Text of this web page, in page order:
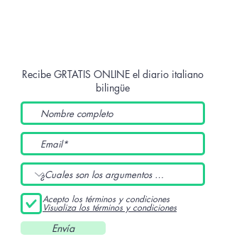
Recibe GRTATIS ONLINE el diario italiano
bilingüe
Acepto los términos y condiciones
Visualiza los términos y condiciones
Envía